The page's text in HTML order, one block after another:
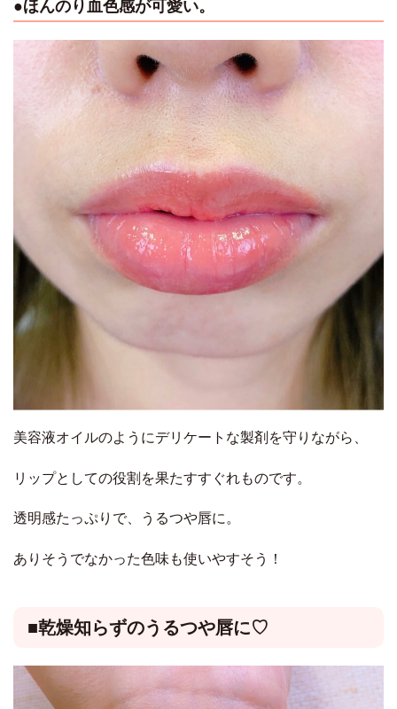
●ほんのり血色感が可愛い。
美容液オイルのようにデリケートな製剤を守りながら、
リップとしての役割を果たすすぐれものです。
透明感たっぷりで、うるつや唇に。
ありそうでなかった色味も使いやすそう！
■乾燥知らずのうるつや唇に♡